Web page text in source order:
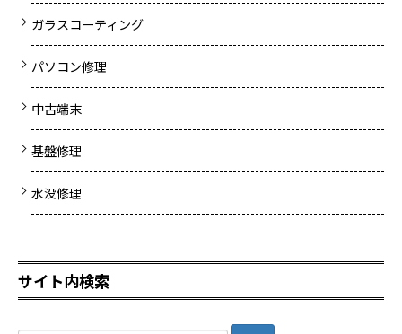
ガラスコーティング
パソコン修理
中古端末
基盤修理
水没修理
サイト内検索